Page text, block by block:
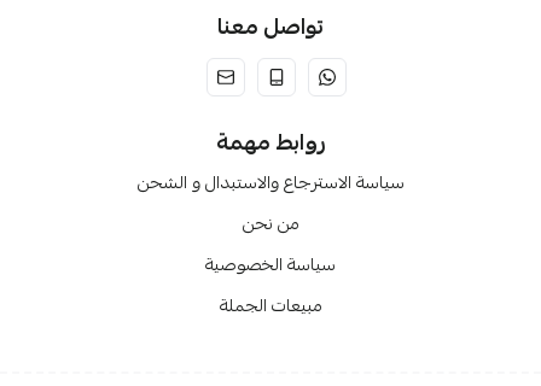
تواصل معنا
روابط مهمة
سياسة الاسترجاع والاستبدال و الشحن
من نحن
سياسة الخصوصية
مبيعات الجملة